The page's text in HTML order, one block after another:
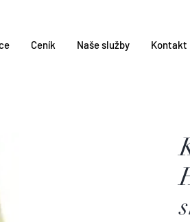
Ceník Naše služby Kontakt